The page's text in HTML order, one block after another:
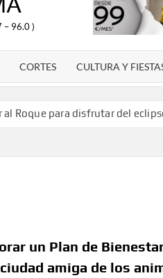
– 96.0 )
CORTES CULTURA Y
Roque para disfrutar del
de España y traer el
y defiende que Tazacorte
un Plan de
amiga de los